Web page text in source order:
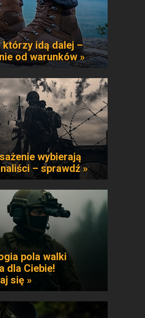
którzy idą dalej –
od warunków »
wybierają
– sprawdź »
pola walki
dla Ciebie!
się »